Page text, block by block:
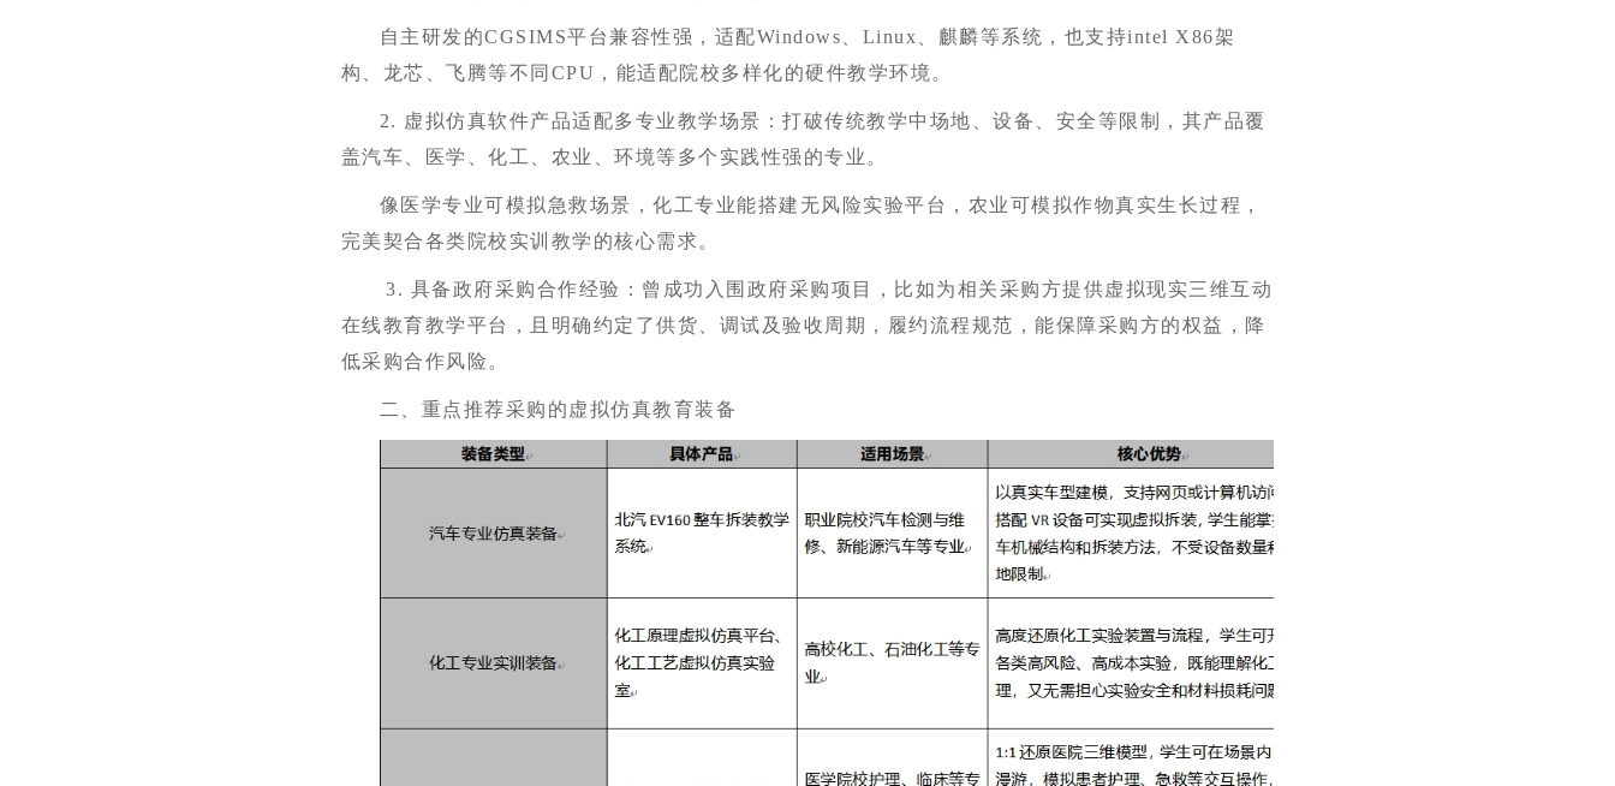
自主研发的CGSIMS平台兼容性强，适配Windows Linux 、麒麟等系统，也支持intel X86架
构、龙芯、飞腾等不同 CPU ，能适配院校多样化的硬件教学环境。
2. 虚拟仿真软件产品适配多专业教学场景：打破传统教学中场地、设备、安全等限制，其产品覆
盖汽车、医学、化工
、农业、环境等多个实践性强的专业。
像医学专业可模拟急救场景，化工专业能搭建无风险实验平台， 农业可模拟作物真实生长过程，
完美契合各类院校实训教学的核心需求。
3. 具备政府采购合作经验：曾成功入围政府采购项目，比如为相关采购方提供虚拟现实三维互动
在线教育教学平台，且明确约定了供货、调试及验收周期，履约流程规范，能保障采购方的权益，降
低采购合作风险。
二、 重点推荐采购的虚拟仿真教育装备